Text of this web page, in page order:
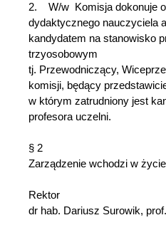
2. W/w Komisja dokonuje
dydaktycznego nauczyciela
kandydatem na stanowisko
trzyosobowym
tj. Przewodniczący,
komisji, będący
w którym zatrudniony jest
profesora uczelni.
§ 2
Zarządzenie wchodzi w
Rektor
dr hab. Dariusz Surowik,